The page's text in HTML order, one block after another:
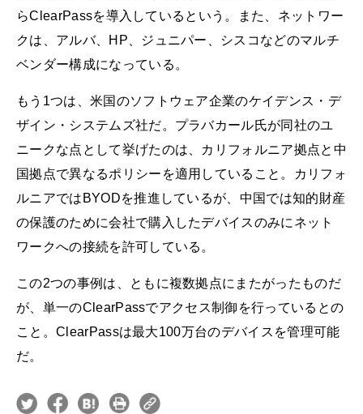
らClearPassを導入しているという。また、ネットワー
クは、アルバ、HP、ジュニパー、シスコなどのマルチ
ベンダー構成になっている。
もう1つは、米国のソフトウェア企業のケイデンス・デ
ザイン・システムズ社だ。プラバカール氏が同社のユ
ニークな点として挙げたのは、カリフォルニア拠点と中
国拠点で異なるポリシーを適用していること。カリフォ
ルニアではBYODを推進しているが、中国では知的財産
の保護のために会社で購入したデバイスのみにネット
ワークへの接続を許可している。
この2つの事例は、ともに複数拠点にまたがったものだ
が、単一のClearPassでアクセス制御を行っているとの
こと。ClearPassは最大100万台のデバイスを管理可能
だ。